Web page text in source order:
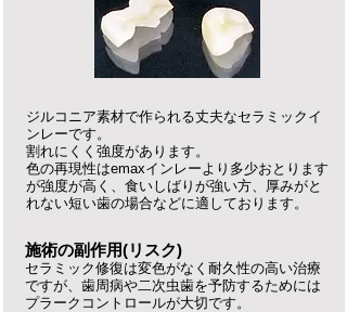
ジルコニア素材で作られる丈夫なセラミックイ
ンレーです。
割れにくく強度があります。
色の再現性はemaxインレーより多少おとります
が強度が高く、食いしばりが強い方、厚みがと
れない短い歯の場合などに適しております。
施術の副作用(リスク)
セラミック修復は変色がなく耐久性の高い治療
ですが、歯周病や二次虫歯を予防するためには
プラークコントロールが大切です。